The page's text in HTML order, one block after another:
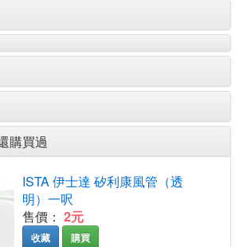
購買過
ISTA 伊士達 矽利康風管（透
明）一呎
售價： 2元
收藏 購買